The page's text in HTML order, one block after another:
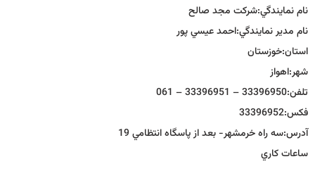
نام نمايندگي:شركت مجد صالح
نام مدير نمايندگي:احمد عيسي پور
استان:خوزستان
شهر:اهواز
تلفن:33396950 – 33396951 – 061
فكس:33396952
آدرس:سه راه خرمشهر- بعد از پاسگاه انتظامي 19
ساعات كاري